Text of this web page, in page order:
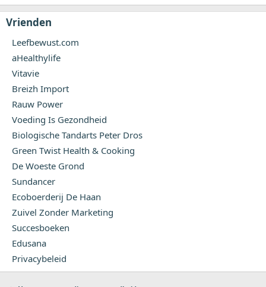
Vrienden
Leefbewust.com
aHealthylife
Vitavie
Breizh Import
Rauw Power
Voeding Is Gezondheid
Biologische Tandarts Peter Dros
Green Twist Health & Cooking
De Woeste Grond
Sundancer
Ecoboerderij De Haan
Zuivel Zonder Marketing
Succesboeken
Edusana
Privacybeleid